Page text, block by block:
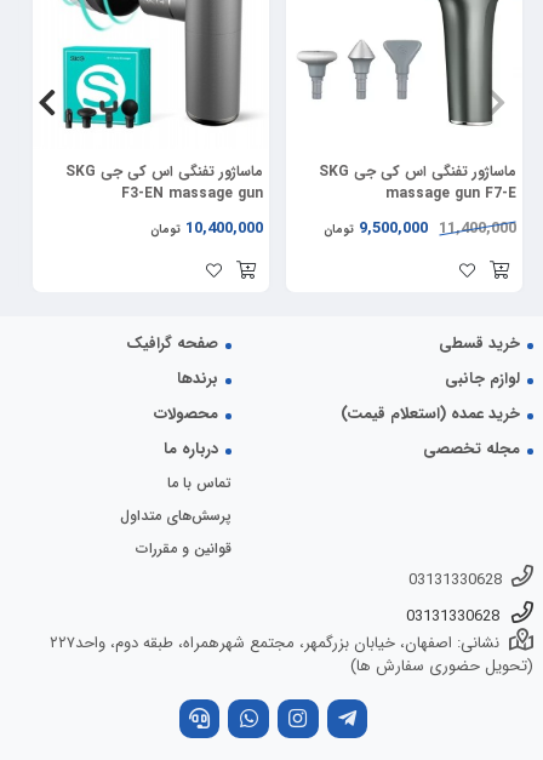
ماساژور تفنگی اس کی جی SKG
massage gun F7-E
11,400,000
9,500,000 تومان
ماساژور تفنگی اس کی جی SKG
F3-EN massage gun
10,400,000 تومان
خرید قسطی
صفحه گرافیک
لوازم جانبی
برندها
خرید عمده (استعلام قیمت)
محصولات
مجله تخصصی
درباره ما
تماس با ما
پرسش‌های متداول
قوانین و مقررات
03131330628
03131330628
نشانی: اصفهان، خیابان بزرگمهر، مجتمع شهرهمراه، طبقه دوم، واحد۲۲۷
(تحویل حضوری سفارش ها)